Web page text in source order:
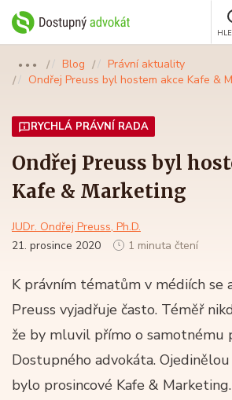
●●● Blog
Právní aktuality
Ondřej Preuss byl hostem akce Kafe &
RYCHLÁ PRÁVNÍ RADA
Ondřej Preuss byl
Kafe & Marketing
JUDr. Ondřej Preuss, Ph.D.
21. prosince 2020
1 minuta čtení
K právním tématům v médiích se
Preuss vyjadřuje často. Téměř
že by mluvil přímo o samotnému
Dostupného advokáta.
bylo prosincové Kafe &